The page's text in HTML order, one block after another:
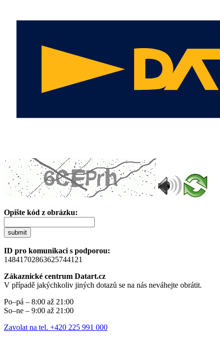
Opište kód z obrázku:
submit
ID pro komunikaci s podporou:
14841702863625744121
Zákaznické centrum Datart.cz
V případě jakýchkoliv jiných dotazů se na nás neváhejte obrátit.
Po–pá – 8:00 až 21:00
So–ne – 9:00 až 21:00
Zavolat na tel. +420 225 991 000